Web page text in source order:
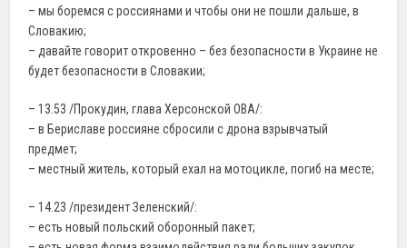
– мы боремся с россиянами и чтобы они не пошли дальше, в
Словакию;
– давайте говорит откровенно – без безопасности в Украине не
будет безопасности в Словакии;
– 13.53 /Прокудин, глава Херсонской ОВА/:
– в Бериславе россияне сбросили с дрона взрывчатый
предмет;
– местный житель, который ехал на мотоцикле, погиб на месте;
– 14.23 /президент Зеленский/:
– есть новый польский оборонный пакет;